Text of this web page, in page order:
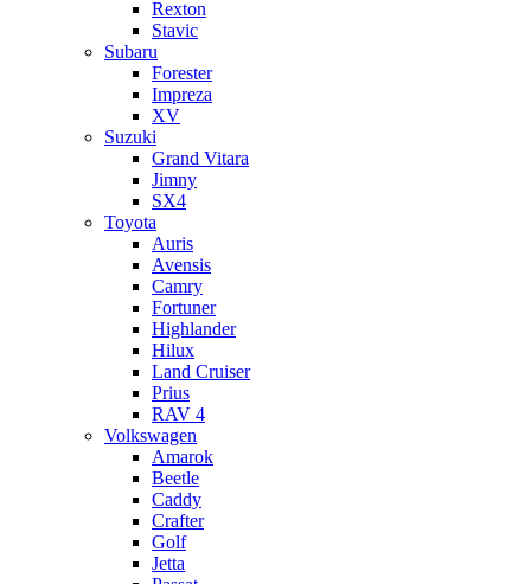
Rexton
Stavic
Subaru
Forester
Impreza
XV
Suzuki
Grand Vitara
Jimny
SX4
Toyota
Auris
Avensis
Camry
Fortuner
Highlander
Hilux
Land Cruiser
Prius
RAV 4
Volkswagen
Amarok
Beetle
Caddy
Crafter
Golf
Jetta